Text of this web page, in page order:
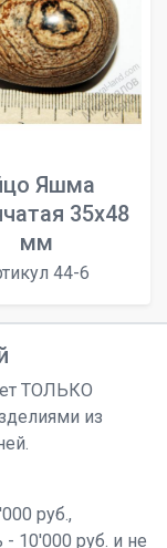
Яшма
35х48
мм
44-6
ТОЛЬКО
из
руб.,
10'000 руб. и не